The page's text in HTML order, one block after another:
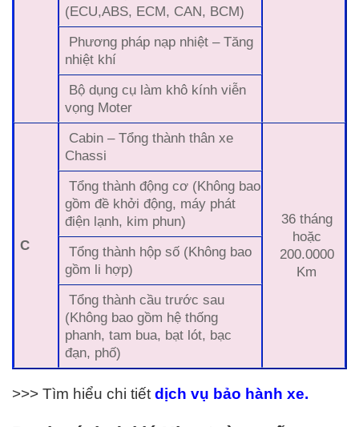
(ECU,ABS, ECM, CAN, BCM)
Phương pháp nạp nhiệt – Tăng
nhiệt khí
Bộ dụng cụ làm khô kính viễn
vọng Moter
C
Cabin – Tổng thành thân xe
Chassi
36 tháng
hoặc
200.0000
Km
Tổng thành động cơ (Không bao
gồm đề khởi động, máy phát
điện lạnh, kim phun)
Tổng thành hộp số (Không bao
gồm li hợp)
Tổng thành cầu trước sau
(Không bao gồm hệ thống
phanh, tam bua, bạt lót, bạc
đạn, phố)
>>> Tìm hiểu chi tiết dịch vụ bảo hành xe.